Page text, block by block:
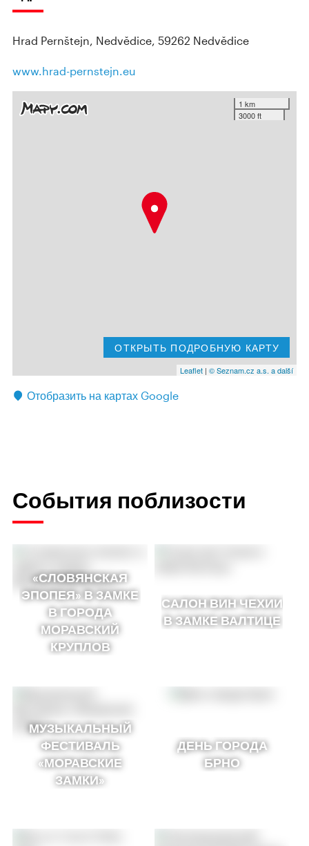
Hrad Pernštejn, Nedvědice, 59262 Nedvědice
www.hrad-pernstejn.eu
1 km
3000 ft
ОТКРЫТЬ ПОДРОБНУЮ КАРТУ
Leaflet | © Seznam.cz a.s. a další
Отобразить на картах Google
События поблизости
«СЛОВЯНСКАЯ
ЭПОПЕЯ» В ЗАМКЕ
В ГОРОДА
МОРАВСКИЙ
КРУПЛОВ
САЛОН ВИН ЧЕХИИ
В ЗАМКЕ ВАЛТИЦЕ
МУЗЫКАЛЬНЫЙ
ФЕСТИВАЛЬ
«МОРАВСКИЕ
ЗАМКИ»
ДЕНЬ ГОРОДА
БРНО